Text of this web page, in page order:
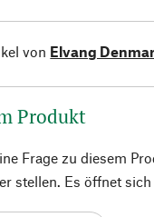
von Elvang
Produkt
Frage zu diesem
stellen. Es öffnet